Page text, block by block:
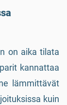
on aika tilata
kannattaa
lämmittävät
kuin